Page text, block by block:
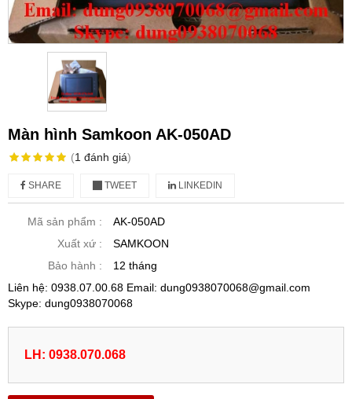
Màn hình Samkoon AK-050AD
(1 đánh giá)
SHARE TWEET LINKEDIN
Mã sản phẩm :
AK-050AD
Xuất xứ :
SAMKOON
Bảo hành :
12 tháng
Liên hệ: 0938.07.00.68 Email: dung0938070068@gmail.com
Skype: dung0938070068
LH: 0938.070.068